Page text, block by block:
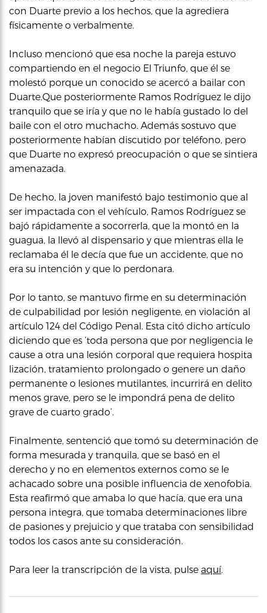
con Duarte previo a los hechos, que la agrediera
físicamente o verbalmente.
Incluso mencionó que esa noche la pareja estuvo
compartiendo en el negocio El Triunfo, que él se
molestó porque un conocido se acercó a bailar con
Duarte.Que posteriormente Ramos Rodríguez le dijo
tranquilo que se iría y que no le había gustado lo del
baile con el otro muchacho. Además sostuvo que
posteriormente habían discutido por teléfono, pero
que Duarte no expresó preocupación o que se sintiera
amenazada.
De hecho, la joven manifestó bajo testimonio que al
ser impactada con el vehículo, Ramos Rodríguez se
bajó rápidamente a socorrerla, que la montó en la
guagua, la llevó al dispensario y que mientras ella le
reclamaba él le decía que fue un accidente, que no
era su intención y que lo perdonara.
Por lo tanto, se mantuvo firme en su determinación
de culpabilidad por lesión negligente, en violación al
artículo 124 del Código Penal. Esta citó dicho artículo
diciendo que es ‘toda persona que por negligencia le
cause a otra una lesión corporal que requiera hospita
lización, tratamiento prolongado o genere un daño
permanente o lesiones mutilantes, incurrirá en delito
menos grave, pero se le impondrá pena de delito
grave de cuarto grado’.
Finalmente, sentenció que tomó su determinación de
forma mesurada y tranquila, que se basó en el
derecho y no en elementos externos como se le
achacado sobre una posible influencia de xenofobia.
Esta reafirmó que amaba lo que hacía, que era una
persona integra, que tomaba determinaciones libre
de pasiones y prejuicio y que trataba con sensibilidad
todos los casos ante su consideración.
Para leer la transcripción de la vista, pulse aquí.